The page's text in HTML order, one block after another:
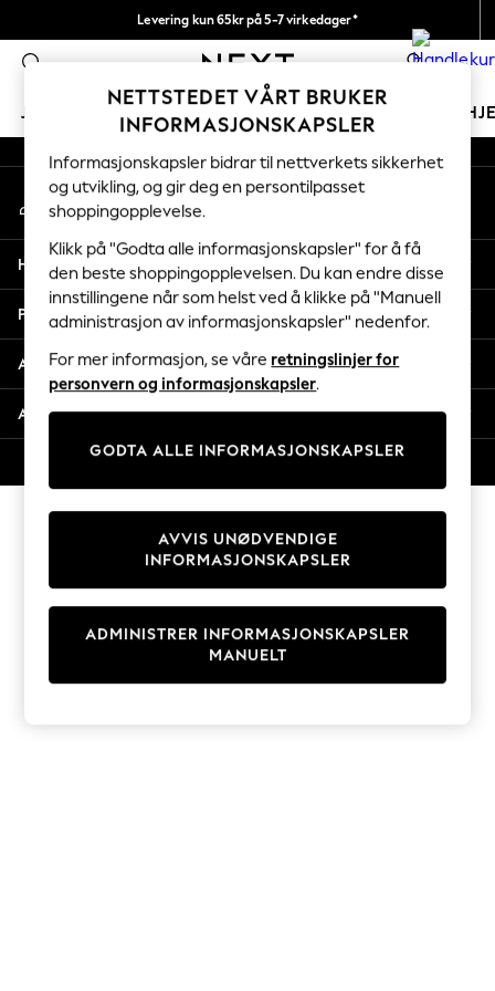
Levering kun 65kr på 5-7 virkedager*
Vi betaler alle tollavgifter 0
JENTER GUTTER BABY KVINNER
GIRLS
New In
50 - 92cm
98 - 110cm
116 - 134cm
140 - 174cm
Trending: Top & Short Sets
Trending: Clogs
Toy Story
THE SET
Coats & Jackets
Sweatshirts & Hoodies
Knitwear
Cardigans
Dresses
Sets & Outfits
T-Shirts
An error occurred on client
Våre sosiale nettverk
Min konto
Logg inn på kontoen din
Hjelp
Personvern & Juridisk
Avdelinger
Andre tjenester
NETTSTEDET VÅRT BRUKER
INFORMASJONSKAPSLER
Informasjonskapsler bidrar til nettverkets sikkerhet
og utvikling, og gir deg en persontilpasset
shoppingopplevelse.
Klikk på "Godta alle informasjonskapsler" for å få
den beste shoppingopplevelsen. Du kan endre disse
innstillingene når som helst ved å klikke på "Manuell
administrasjon av informasjonskapsler" nedenfor.
For mer informasjon, se våre retningslinjer for
personvern og informasjonskapsler.
GODTA ALLE INFORMASJONSKAPSLER
ADMINISTRER INFORMASJONSKAPSLER
MANUELT
AVVIS UNØDVENDIGE
INFORMASJONSKAPSLER